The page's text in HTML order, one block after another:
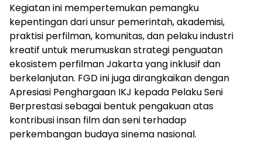
Kegiatan ini mempertemukan pemangku
kepentingan dari unsur pemerintah, akademisi,
praktisi perfilman, komunitas, dan pelaku industri
kreatif untuk merumuskan strategi penguatan
ekosistem perfilman Jakarta yang inklusif dan
berkelanjutan. FGD ini juga dirangkaikan dengan
Apresiasi Penghargaan IKJ kepada Pelaku Seni
Berprestasi sebagai bentuk pengakuan atas
kontribusi insan film dan seni terhadap
perkembangan budaya sinema nasional.